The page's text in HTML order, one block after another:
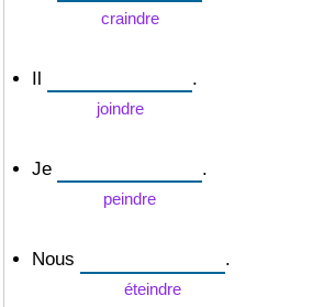
craindre
Il
joindre
.
Je
peindre
.
Nous
éteindre
.